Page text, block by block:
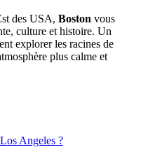
des USA, Boston vous
culture et histoire. Un
explorer les racines de
plus calme et
Angeles ?